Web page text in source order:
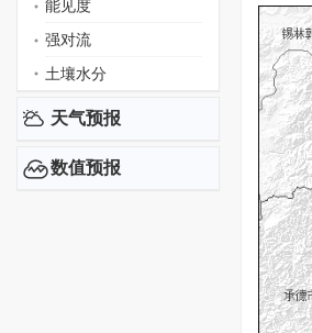
能见度
强对流
土壤水分
天气预报
数值预报